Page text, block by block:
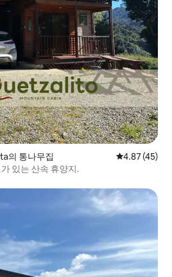
의 통나무집 평점 4.87점
4.87 (45)
있는 산속 휴양지.